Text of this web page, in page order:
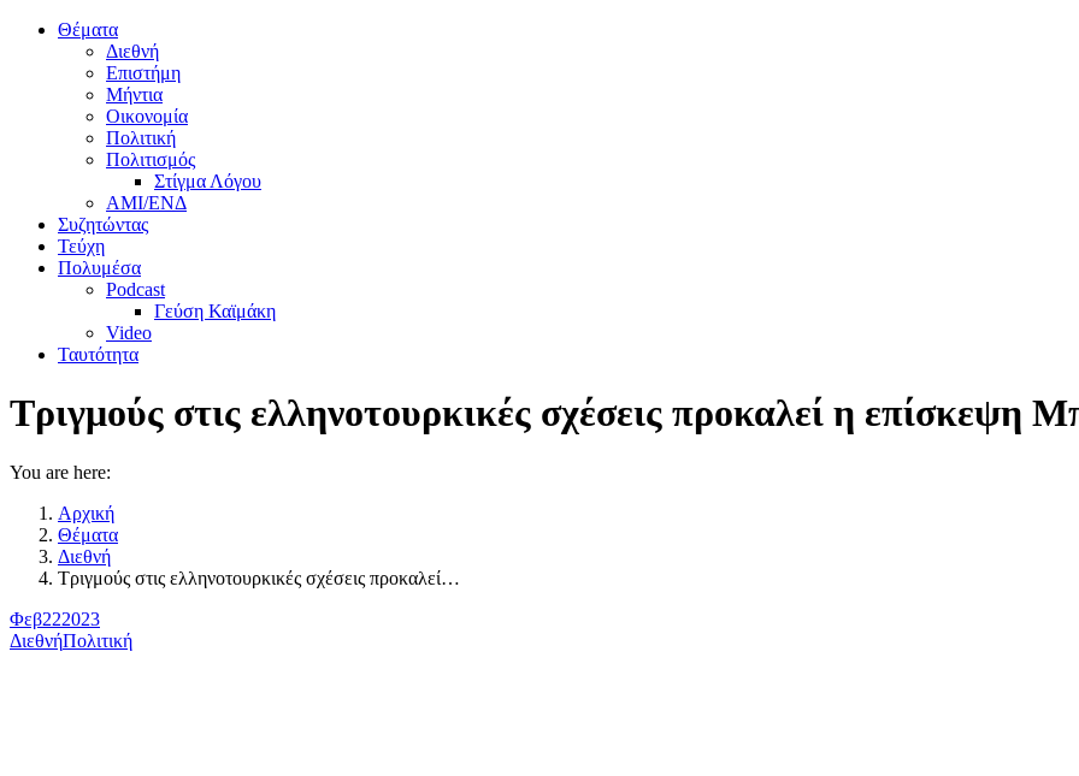
Θέματα
Διεθνή
Επιστήμη
Μήντια
Οικονομία
Πολιτική
Πολιτισμός
Στίγμα Λόγου
AMI/ΕΝΔ
Συζητώντας
Τεύχη
Πολυμέσα
Podcast
Γεύση Καϊμάκη
Video
Ταυτότητα
Τριγμούς στις ελληνοτουρκικές σχέσεις προκαλεί η επίσκεψη
You are here:
Αρχική
Θέματα
Διεθνή
Τριγμούς στις ελληνοτουρκικές σχέσεις προκαλεί…
Φεβ222023
ΔιεθνήΠολιτική